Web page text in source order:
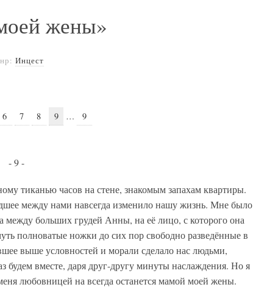
жены»
Инцест
6 7 8 9 … 9
- 9 -
тиканью часов на стене, знакомым запахам квартиры.
между нами навсегда изменило нашу жизнь. Мне было
между больших грудей Анны, на её лицо, с которого она
полноватые ножки до сих пор свободно разведённые в
выше условностей и морали сделало нас людьми,
вместе, даря друг-другу минуты наслаждения. Но я
любовницей на всегда останется мамой моей жены.